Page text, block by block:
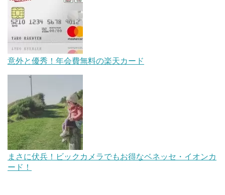
意外と優秀！年会費無料の楽天カード
まさに伏兵！ビックカメラでもお得なベネッセ・イオンカ
ード！